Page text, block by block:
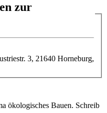
zur
3, 21640 Horneburg,
ökologisches Bauen. Schreib